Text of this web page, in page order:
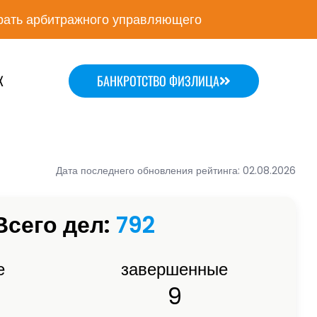
арбитражного управляющего
БАНКРОТСТВО ФИЗЛИЦА
Дата последнего обновления рейтинга: 02.08.2026
дел: 792
завершенные
9